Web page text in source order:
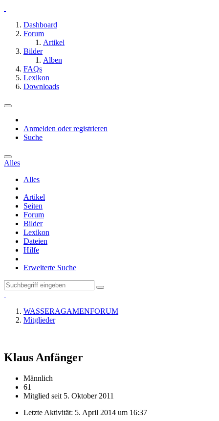
Dashboard
Forum
Artikel
Bilder
Alben
FAQs
Lexikon
Downloads
Anmelden oder registrieren
Suche
Alles
Alles
Artikel
Seiten
Forum
Bilder
Lexikon
Dateien
Hilfe
Erweiterte Suche
WASSERAGAMENFORUM
Mitglieder
Klaus Anfänger
Männlich
61
Mitglied seit 5. Oktober 2011
Letzte Aktivität: 5. April 2014 um 16:37